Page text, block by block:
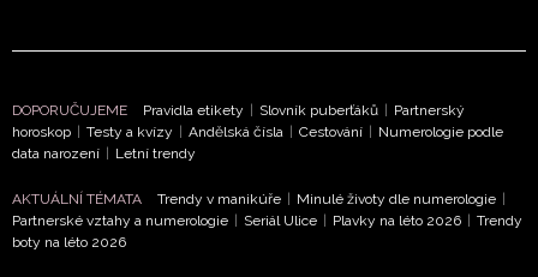
DOPORUČUJEME Pravidla etikety | Slovník puberťáků | Partnerský
horoskop | Testy a kvízy | Andělská čísla | Cestování | Numerologie podle
data narození | Letní trendy
AKTUÁLNÍ TÉMATA Trendy v manikúře | Minulé životy dle numerologie |
Partnerské vztahy a numerologie | Seriál Ulice | Plavky na léto 2026 | Trendy
boty na léto 2026